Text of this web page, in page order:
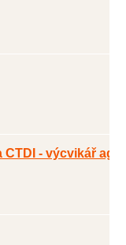
CTDI - výcvikář